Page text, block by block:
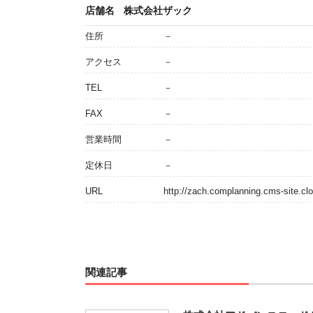
店舗名 株式会社ザック
住所 －
アクセス －
TEL －
FAX －
営業時間 －
定休日 －
URL http://zach.complanning.cms-
関連記事